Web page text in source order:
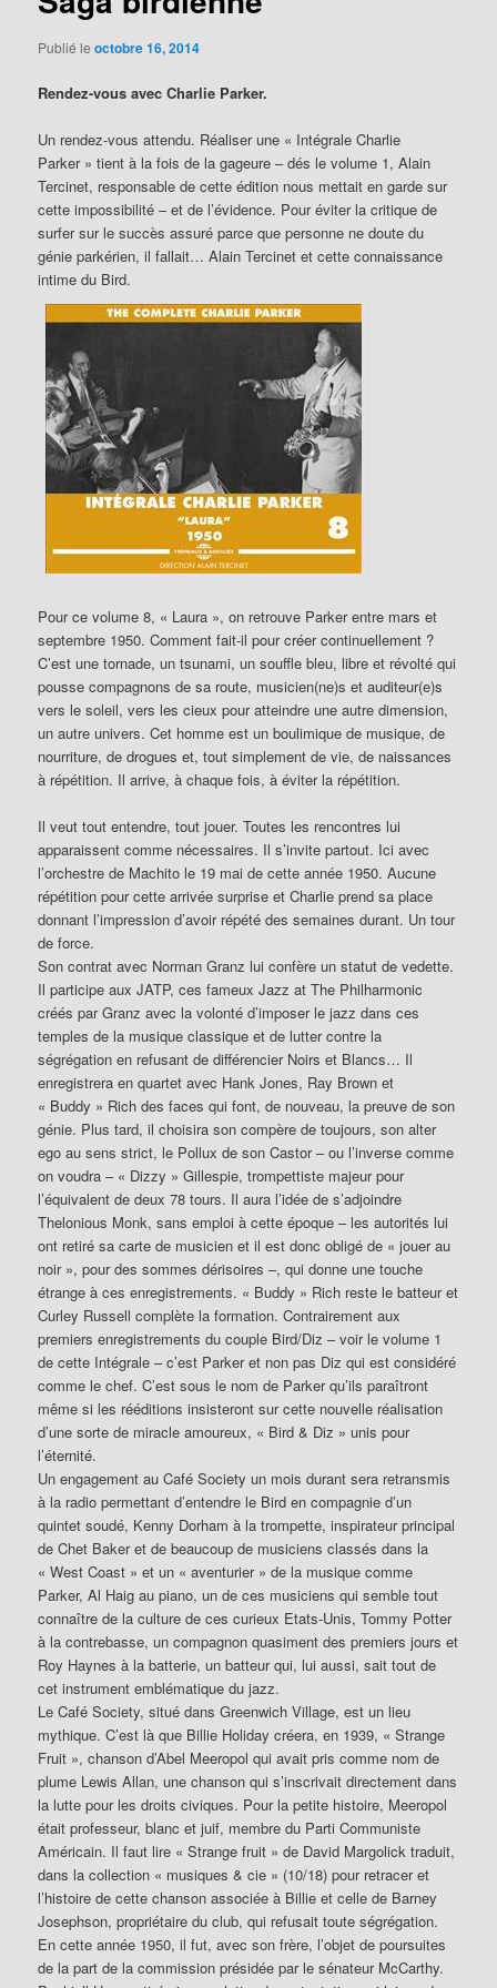
Publié leoctobre 16, 2014
Rendez-vous avec Charlie Parker.
Un rendez-vous attendu. Réaliser une « Intégrale Charlie
Parker » tient à la fois de la gageure – dés le volume 1, Alain
Tercinet, responsable de cette édition nous mettait en garde sur
cette impossibilité – et de l’évidence. Pour éviter la critique de
surfer sur le succès assuré parce que personne ne doute du
génie parkérien, il fallait… Alain Tercinet et cette connaissance
intime du Bird.
Pour ce volume 8, « Laura », on retrouve Parker entre mars et
septembre 1950. Comment fait-il pour créer continuellement ?
C’est une tornade, un tsunami, un souffle bleu, libre et révolté qui
pousse compagnons de sa route, musicien(ne)s et auditeur(e)s
vers le soleil, vers les cieux pour atteindre une autre dimension,
un autre univers. Cet homme est un boulimique de musique, de
nourriture, de drogues et, tout simplement de vie, de naissances
à répétition. Il arrive, à chaque fois, à éviter la répétition.
Il veut tout entendre, tout jouer. Toutes les rencontres lui
apparaissent comme nécessaires. Il s’invite partout. Ici avec
l’orchestre de Machito le 19 mai de cette année 1950. Aucune
répétition pour cette arrivée surprise et Charlie prend sa place
donnant l’impression d’avoir répété des semaines durant. Un tour
de force.
Son contrat avec Norman Granz lui confère un statut de vedette.
Il participe aux JATP, ces fameux Jazz at The Philharmonic
créés par Granz avec la volonté d’imposer le jazz dans ces
temples de la musique classique et de lutter contre la
ségrégation en refusant de différencier Noirs et Blancs… Il
enregistrera en quartet avec Hank Jones, Ray Brown et
« Buddy » Rich des faces qui font, de nouveau, la preuve de son
génie. Plus tard, il choisira son compère de toujours, son alter
ego au sens strict, le Pollux de son Castor – ou l’inverse comme
on voudra – « Dizzy » Gillespie, trompettiste majeur pour
l’équivalent de deux 78 tours. Il aura l’idée de s’adjoindre
Thelonious Monk, sans emploi à cette époque – les autorités lui
ont retiré sa carte de musicien et il est donc obligé de « jouer au
noir », pour des sommes dérisoires –, qui donne une touche
étrange à ces enregistrements. « Buddy » Rich reste le batteur et
Curley Russell complète la formation. Contrairement aux
premiers enregistrements du couple Bird/Diz – voir le volume 1
de cette Intégrale – c’est Parker et non pas Diz qui est considéré
comme le chef. C’est sous le nom de Parker qu’ils paraîtront
même si les rééditions insisteront sur cette nouvelle réalisation
d’une sorte de miracle amoureux, « Bird & Diz » unis pour
l’éternité.
Un engagement au Café Society un mois durant sera retransmis
à la radio permettant d’entendre le Bird en compagnie d’un
quintet soudé, Kenny Dorham à la trompette, inspirateur principal
de Chet Baker et de beaucoup de musiciens classés dans la
« West Coast » et un « aventurier » de la musique comme
Parker, Al Haig au piano, un de ces musiciens qui semble tout
connaître de la culture de ces curieux Etats-Unis, Tommy Potter
à la contrebasse, un compagnon quasiment des premiers jours et
Roy Haynes à la batterie, un batteur qui, lui aussi, sait tout de
cet instrument emblématique du jazz.
Le Café Society, situé dans Greenwich Village, est un lieu
mythique. C’est là que Billie Holiday créera, en 1939, « Strange
Fruit », chanson d’Abel Meeropol qui avait pris comme nom de
plume Lewis Allan, une chanson qui s’inscrivait directement dans
la lutte pour les droits civiques. Pour la petite histoire, Meeropol
était professeur, blanc et juif, membre du Parti Communiste
Américain. Il faut lire « Strange fruit » de David Margolick traduit,
dans la collection « musiques & cie » (10/18) pour retracer et
l’histoire de cette chanson associée à Billie et celle de Barney
Josephson, propriétaire du club, qui refusait toute ségrégation.
En cette année 1950, il fut, avec son frère, l’objet de poursuites
de la part de la commission présidée par le sénateur McCarthy.